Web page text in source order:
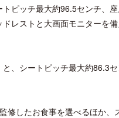
ピッチ最大約96.5センチ、
レストと大画面モニターを
、シートピッチ最大約86.3
修したお食事を選べるほか、